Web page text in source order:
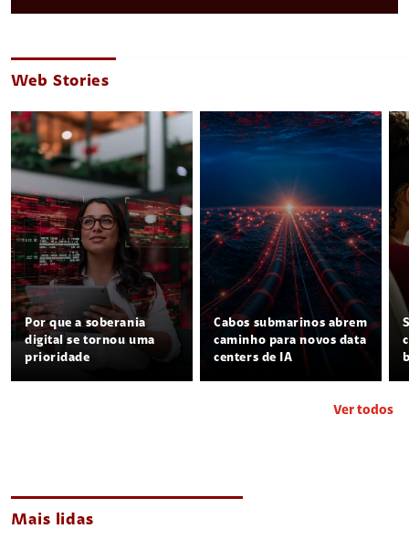
Web Stories
Por que a soberania
digital se tornou uma
prioridade
Cabos submarinos abrem
caminho para novos data
centers de IA
Ver todos
Mais lidas